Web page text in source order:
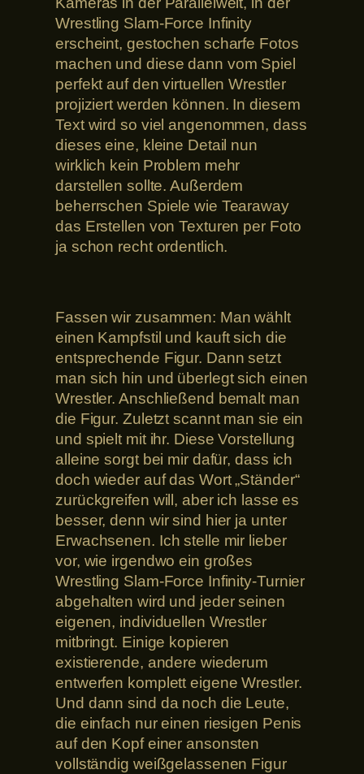
Wrestling Slam-Force Infinity
erscheint, gestochen scharfe Fotos
machen und diese dann vom Spiel
perfekt auf den virtuellen Wrestler
projiziert werden können. In diesem
Text wird so viel angenommen, dass
dieses eine, kleine Detail nun
wirklich kein Problem mehr
darstellen sollte. Außerdem
beherrschen Spiele wie Tearaway
das Erstellen von Texturen per Foto
ja schon recht ordentlich.
Fassen wir zusammen: Man wählt
einen Kampfstil und kauft sich die
entsprechende Figur. Dann setzt
man sich hin und überlegt sich einen
Wrestler. Anschließend bemalt man
die Figur. Zuletzt scannt man sie ein
und spielt mit ihr. Diese Vorstellung
alleine sorgt bei mir dafür, dass ich
doch wieder auf das Wort „Ständer“
zurückgreifen will, aber ich lasse es
besser, denn wir sind hier ja unter
Erwachsenen. Ich stelle mir lieber
vor, wie irgendwo ein großes
Wrestling Slam-Force Infinity-Turnier
abgehalten wird und jeder seinen
eigenen, individuellen Wrestler
mitbringt. Einige kopieren
existierende, andere wiederum
entwerfen komplett eigene Wrestler.
Und dann sind da noch die Leute,
die einfach nur einen riesigen Penis
auf den Kopf einer ansonsten
vollständig weißgelassenen Figur